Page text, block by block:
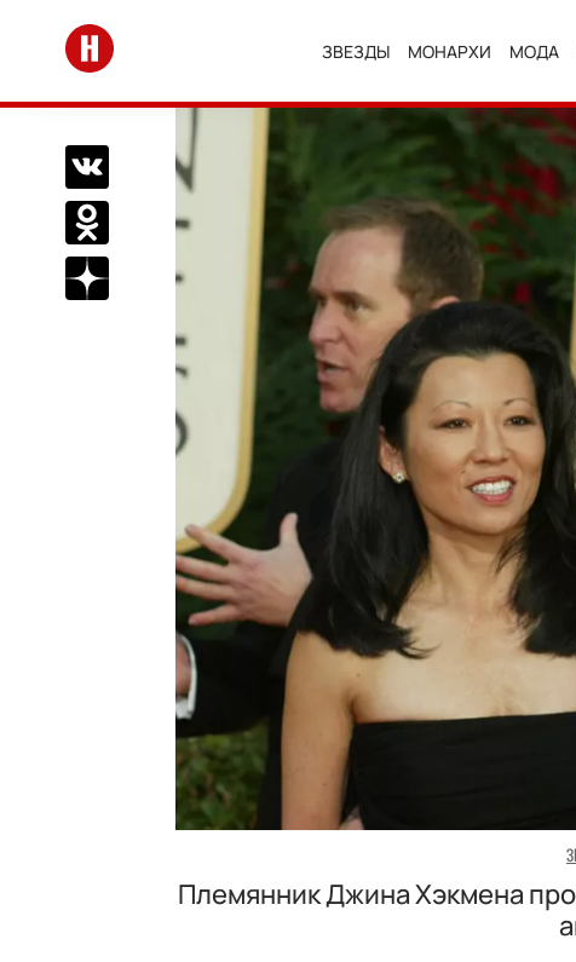
Перейти на главную
ЗВЕЗДЫ МОНАРХИ МОДА
Поделиться Вконтакте
Поделиться в Одноклассниках
Подписаться на нас в Дзен
Племянник Джина Хэкмена